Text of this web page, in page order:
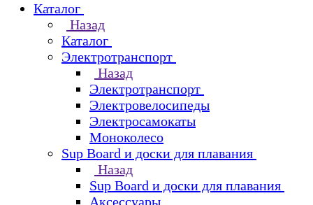
Каталог
Назад
Каталог
Электротранспорт
Назад
Электротранспорт
Электровелосипеды
Электросамокаты
Моноколесо
Sup Board и доски для плавания
Назад
Sup Board и доски для плавания
Аксессуары